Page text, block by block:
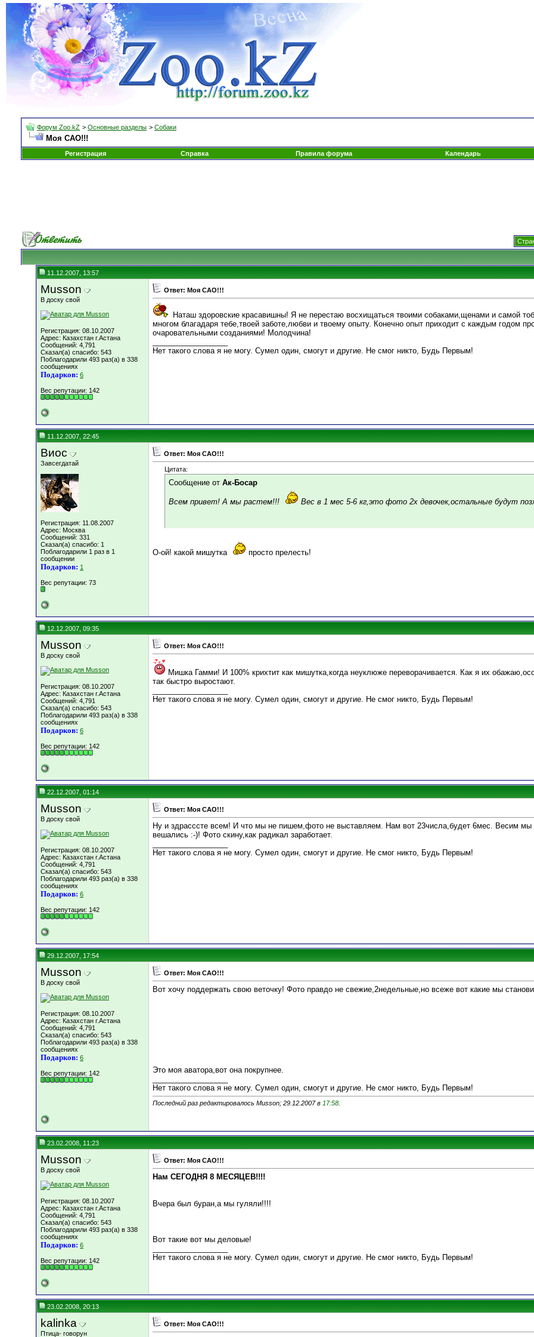
Форум Zoo.kZ > Основные разделы > Собаки
Моя САО!!!
Регистрация Справка Правила форума Календарь
11.12.2007, 13:57
Musson
В доску свой
Регистрация: 08.10.2007
Адрес: Казахстан г.Астана
Сообщений: 4,791
Сказал(а) спасибо: 543
Поблагодарили 493 раз(а) в 338
сообщениях
Подарков: 6
Вес репутации: 142
Ответ: Моя САО!!!
Наташ здоровские красавишны! Я не перестаю восхищаться твоими собаками,щенами и самой
многом благадаря тебе,твоей заботе,любви и твоему опыту. Конечно опыт приходит с каждым годом
очаровательными созданиями! Молодчина!
Нет такого слова я не могу. Сумел один, смогут и другие. Не смог никто, Будь Первым!
11.12.2007, 22:45
Виос
Завсегдатай
Регистрация: 11.08.2007
Адрес: Москва
Сообщений: 331
Сказал(а) спасибо: 1
Поблагодарили 1 раз в 1
сообщении
Подарков: 1
Вес репутации: 73
Ответ: Моя САО!!!
Цитата:
Сообщение от Ак-Босар
Всем привет! А мы растем!!! Вес в 1 мес 5-6 кг,это фото 2х девочек,остальные будут
О-ой! какой мишутка просто прелесть!
12.12.2007, 09:35
Musson
В доску свой
Регистрация: 08.10.2007
Адрес: Казахстан г.Астана
Сообщений: 4,791
Сказал(а) спасибо: 543
Поблагодарили 493 раз(а) в 338
сообщениях
Подарков: 6
Вес репутации: 142
Ответ: Моя САО!!!
Мишка Гамми! И 100% крихтит как мишутка,когда неуклюже переворачивается. Как я их
так быстро выростают.
Нет такого слова я не могу. Сумел один, смогут и другие. Не смог никто, Будь Первым!
22.12.2007, 01:14
Musson
В доску свой
Регистрация: 08.10.2007
Адрес: Казахстан г.Астана
Сообщений: 4,791
Сказал(а) спасибо: 543
Поблагодарили 493 раз(а) в 338
сообщениях
Подарков: 6
Вес репутации: 142
Ответ: Моя САО!!!
Ну и здрасссте всем! И что мы не пишем,фото не выставляем. Нам вот 23числа,будет 6мес. Весим мы
вешались :-)! Фото скину,как радикал заработает.
Нет такого слова я не могу. Сумел один, смогут и другие. Не смог никто, Будь Первым!
29.12.2007, 17:54
Musson
В доску свой
Регистрация: 08.10.2007
Адрес: Казахстан г.Астана
Сообщений: 4,791
Сказал(а) спасибо: 543
Поблагодарили 493 раз(а) в 338
сообщениях
Подарков: 6
Вес репутации: 142
Ответ: Моя САО!!!
Вот хочу поддержать свою веточку! Фото правдо не свежие,2недельные,но всеже вот какие мы
Это моя аватора,вот она покрупнее.
Нет такого слова я не могу. Сумел один, смогут и другие. Не смог никто, Будь Первым!
Последний раз редактировалось Musson; 29.12.2007 в 17:58
23.02.2008, 11:23
Musson
В доску свой
Регистрация: 08.10.2007
Адрес: Казахстан г.Астана
Сообщений: 4,791
Сказал(а) спасибо: 543
Поблагодарили 493 раз(а) в 338
сообщениях
Подарков: 6
Вес репутации: 142
Ответ: Моя САО!!!
Нам СЕГОДНЯ 8 МЕСЯЦЕВ!!!!
Вчера был буран,а мы гуляли!!!!
Вот такие вот мы деловые!
Нет такого слова я не могу. Сумел один, смогут и другие. Не смог никто, Будь Первым!
23.02.2008, 20:13
kalinka
Птица- говорун
Ответ: Моя САО!!!